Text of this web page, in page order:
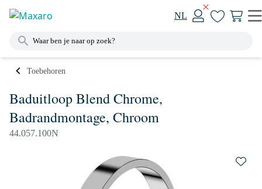
NL
Toebehoren
Baduitloop Blend Chrome,
Badrandmontage, Chroom
44.057.100N